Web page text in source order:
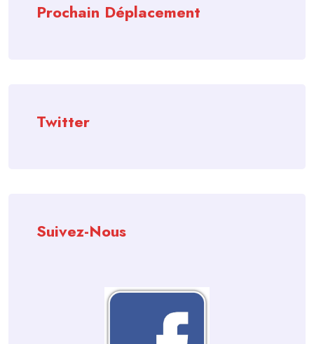
Prochain Déplacement
Twitter
Suivez-Nous